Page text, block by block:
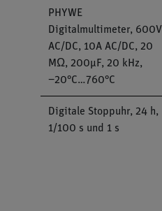
PHYWE
Digitalmultimeter, 600V
AC/DC, 10A AC/DC, 20
MΩ, 200µF, 20 kHz,
−20°C…760°C
Digitale Stoppuhr, 24 h,
1/100 s und 1 s